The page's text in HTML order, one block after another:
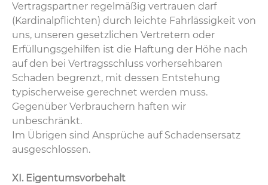
Vertragspartner regelmäßig vertrauen darf
(Kardinalpflichten) durch leichte Fahrlässigkeit von
uns, unseren gesetzlichen Vertretern oder
Erfüllungsgehilfen ist die Haftung der Höhe nach
auf den bei Vertragsschluss vorhersehbaren
Schaden begrenzt, mit dessen Entstehung
typischerweise gerechnet werden muss.
Gegenüber Verbrauchern haften wir
unbeschränkt.
Im Übrigen sind Ansprüche auf Schadensersatz
ausgeschlossen.
XI. Eigentumsvorbehalt